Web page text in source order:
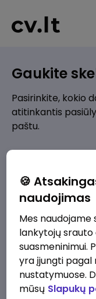
Gaukite
Pasirinkite, kokio
atitinkantis
paštu.
Pridėti naują
Kokios srities
Pridėti naują
🍪
naudojimas
Mes naudojame
lankytojų srauto
suasmeninimui.
yra įjungti pagal
nustatymuose.
mūsų Slapukų